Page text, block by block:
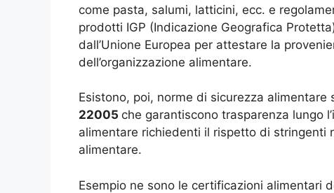
come pasta, salumi, latticini, ecc. e
prodotti IGP (Indicazione Geografica
dall’Unione Europea per attestare la
dell’organizzazione alimentare.
Esistono, poi, norme di sicurezza
22005 che garantiscono trasparenza lungo
alimentare richiedenti il rispetto di stringenti
alimentare.
Esempio ne sono le certificazioni alimentari